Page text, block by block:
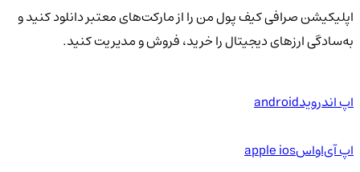
اپلیکیشن صرافی کیف پول من را از مارکت‌های معتبر دانلود کنید و
به‌سادگی ارزهای دیجیتال را خرید، فروش و مدیریت کنید.
اپ اندرویدandroid
اپ آی‌او‌اسapple ios